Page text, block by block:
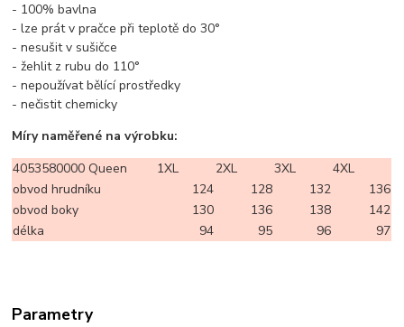
- 100% bavlna
- lze prát v pračce při teplotě do 30°
- nesušit v sušičce
- žehlit z rubu do 110°
- nepoužívat bělící prostředky
- nečistit chemicky
Míry naměřené na výrobku:
4053580000 Queen
1XL 2XL 3XL
4XL
obvod hrudníku
124 128 132
136
obvod boky
130 136 138
142
délka
94 95 96 97
Parametry